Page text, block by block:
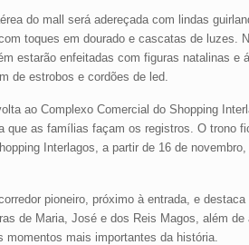
do mall será adereçada com lindas
toques em dourado e cascatas de luzes.
estarão enfeitadas com figuras natalinas e
de estrobos e cordões de led.
ao Complexo Comercial do Shopping
que as famílias façam os registros. O trono
Interlagos, a partir de 16 de novembro,
pioneiro, próximo à entrada, e destaca
de Maria, José e dos Reis Magos, além de
momentos mais importantes da história.